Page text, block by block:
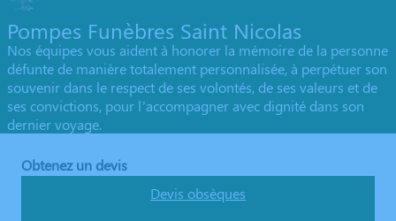
Pompes Funèbres Saint Nicolas
Nos équipes vous aident à honorer la mémoire de la personne
défunte de manière totalement personnalisée, à perpétuer son
souvenir dans le respect de ses volontés, de ses valeurs et de
ses convictions, pour l’accompagner avec dignité dans son
dernier voyage.
Obtenez un devis
Devis obsèques